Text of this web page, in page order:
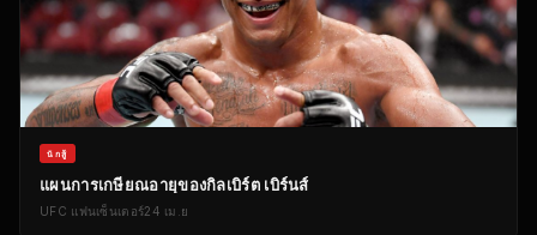
นักสู้
แผนการเกษียณอายุของกิลเบิร์ต เบิร์นส์
UFC แฟนเซ็นเตอร์24 เม.ย